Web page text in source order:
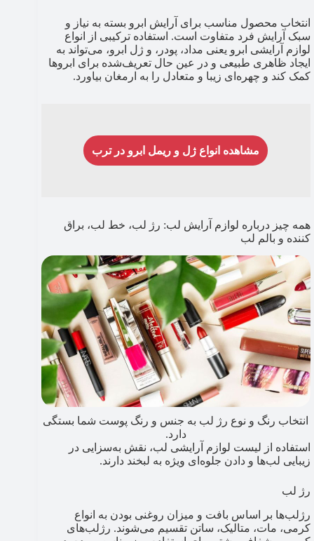
انتخاب محصول مناسب برای آرایش ابرو بسته به نیاز و
سبک آرایش فرد متفاوت است. استفاده ترکیبی از انواع
لوازم آرایشی ابرو یعنی مداد، پودر، و ژل ابرو، می‌تواند به
ایجاد ظاهری طبیعی و در عین حال تعریف‌شده برای ابروها
کمک کند و چهره‌ای زیبا و متعادل را به ارمغان بیاورد.
مشاهده انواع ژل و ریمل ابرو در ترب
همه چیز درباره لوازم آرایش لب: رژ لب، خط لب، براق
کننده و بالم لب
انتخاب رنگ و نوع رژ لب به جنس و رنگ پوست شما بستگی
دارد.
استفاده از لیست لوازم آرایشی لب، نقش به‌سزایی در
زیبایی لب‌ها و دادن جلوه‌ای ویژه به لبخند دارند.
رژ لب
رژلب‌ها بر اساس بافت و میزان روغنی بودن به انواع
کرمی، مات، متالیک، ساتن تقسیم می‌شوند. رژلب‌های